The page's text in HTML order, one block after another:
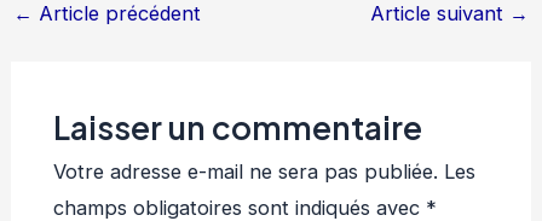
← Article précédent Article suivant →
Laisser un commentaire
Votre adresse e-mail ne sera pas publiée. Les
champs obligatoires sont indiqués avec *